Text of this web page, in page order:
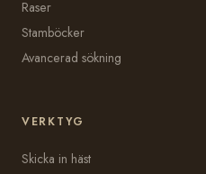
Raser
Stamböcker
Avancerad sökning
VERKTYG
Skicka in häst